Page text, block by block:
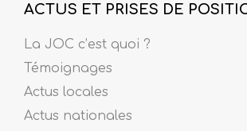
ACTUS ET PRISES DE
La JOC c’est quoi ?
Témoignages
Actus locales
Actus nationales